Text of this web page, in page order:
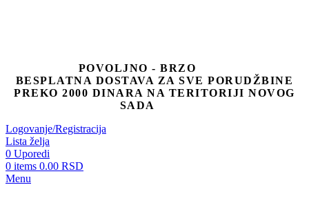
POVOLJNO - BRZO
BESPLATNA DOSTAVA ZA SVE PORUDŽBINE
PREKO 2000 DINARA NA TERITORIJI NOVOG
SADA
Logovanje/Registracija
Lista želja
0 Uporedi
0 items 0.00 RSD
Menu